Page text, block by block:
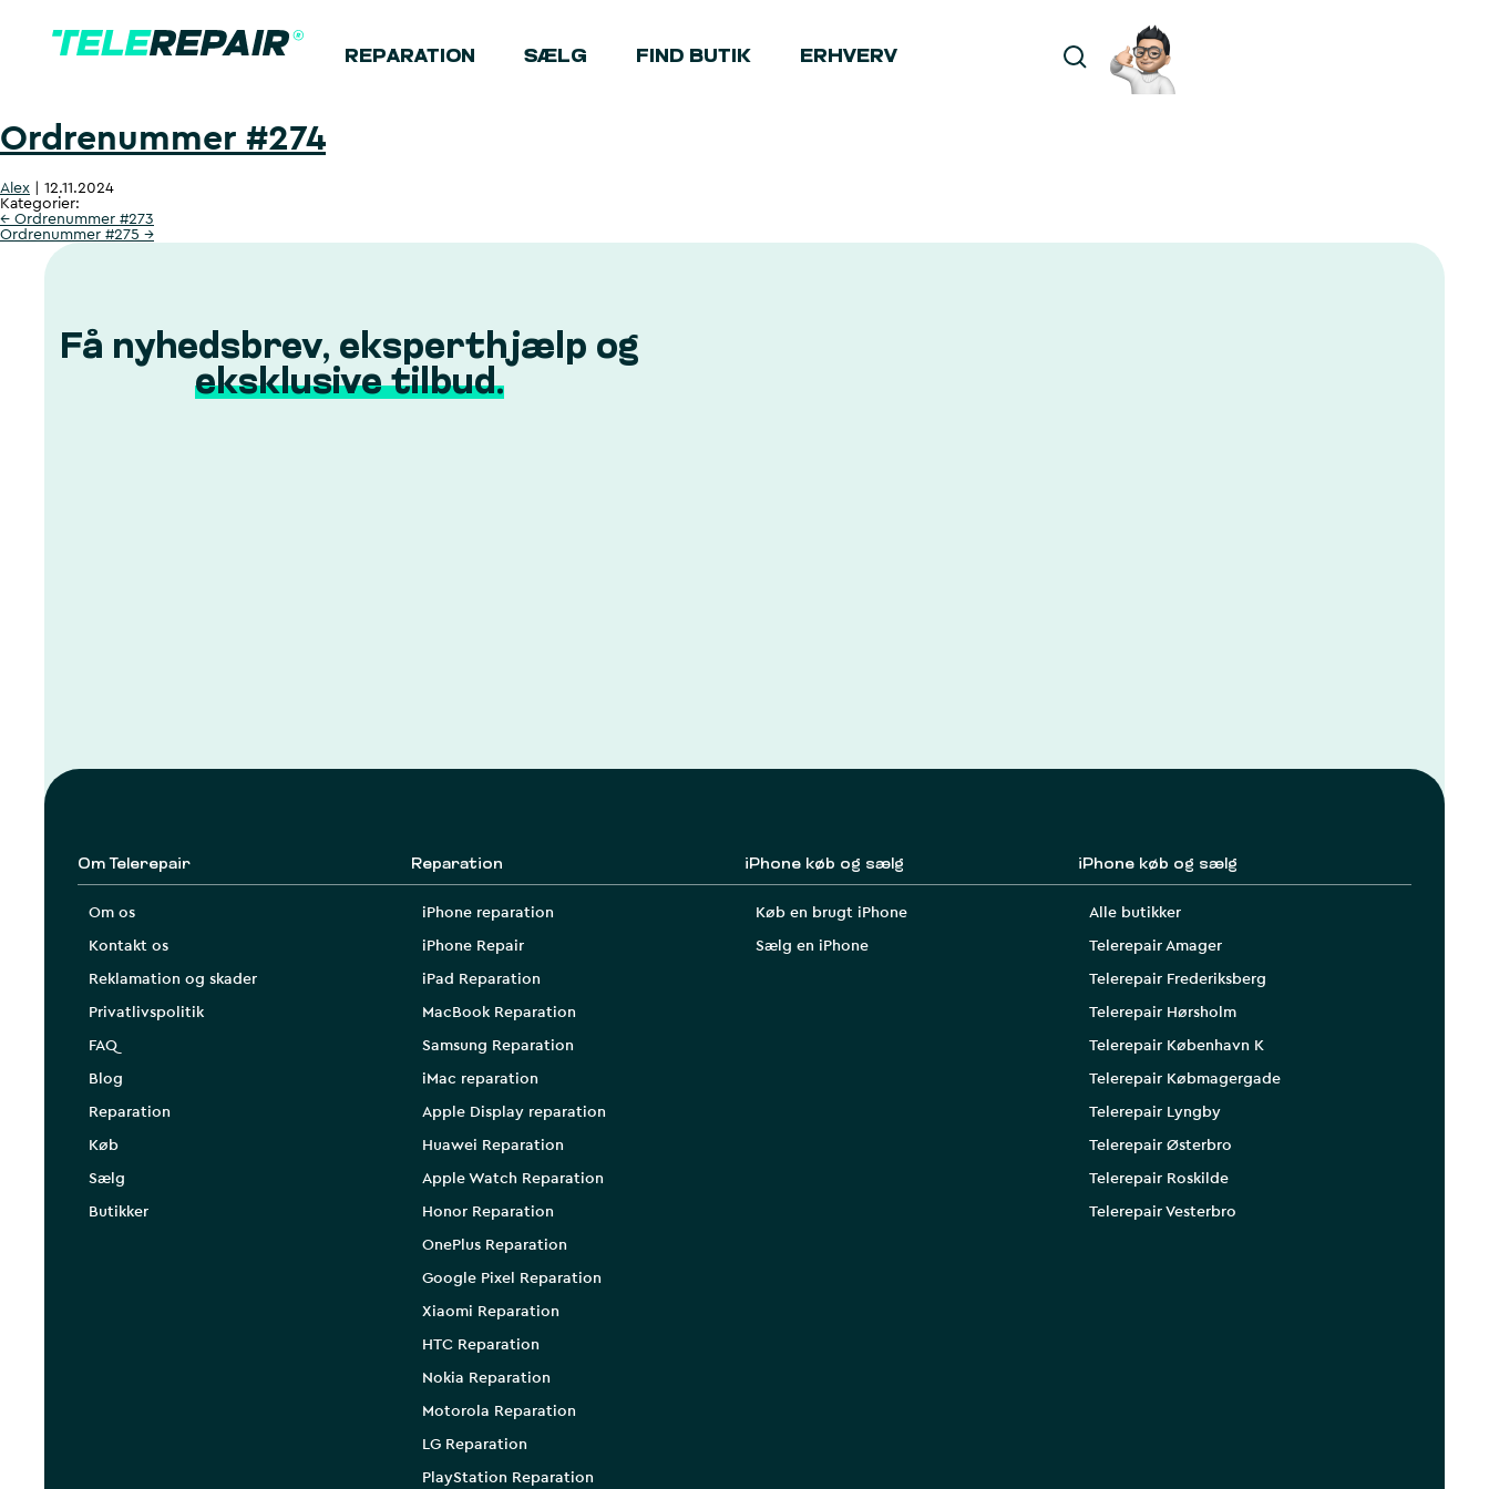
REPARATION SÆLG FIND BUTIK ERHVERV
Ordrenummer #274
Alex
12.11.2024
Kategorier:
← Ordrenummer #273
Ordrenummer #275 →
Få nyhedsbrev, eksperthjælp og
eksklusive tilbud.
Om Telerepair
Om os
Kontakt os
Reklamation og skader
Privatlivspolitik
FAQ
Blog
Reparation
Køb
Sælg
Butikker
Reparation
iPhone reparation
iPhone Repair
iPad Reparation
MacBook Reparation
Samsung Reparation
iMac reparation
Apple Display reparation
Huawei Reparation
Apple Watch Reparation
Honor Reparation
OnePlus Reparation
Google Pixel Reparation
Xiaomi Reparation
HTC Reparation
Nokia Reparation
Motorola Reparation
LG Reparation
PlayStation Reparation
iPhone køb og sælg
Køb en brugt iPhone
Sælg en iPhone
iPhone køb og sælg
Alle butikker
Telerepair Amager
Telerepair Frederiksberg
Telerepair Hørsholm
Telerepair København K
Telerepair Købmagergade
Telerepair Lyngby
Telerepair Østerbro
Telerepair Roskilde
Telerepair Vesterbro